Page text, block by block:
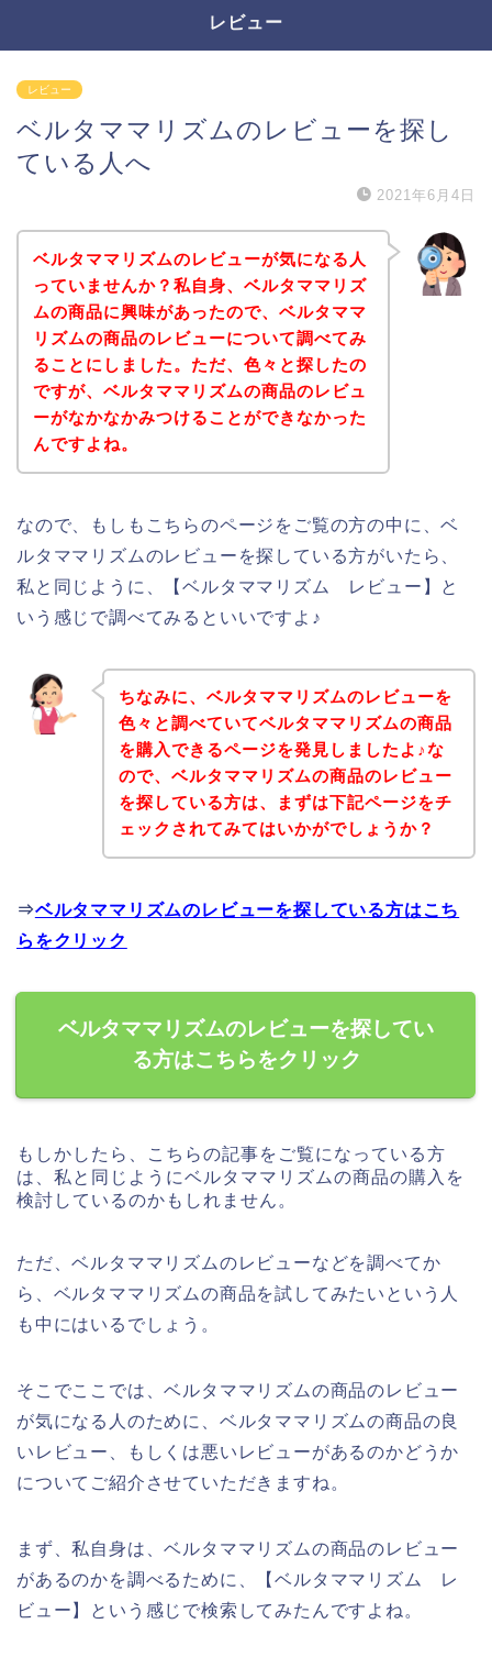
レビュー
レビュー
ベルタママリズムのレビューを探し
ている人へ
2021年6月4日
ベルタママリズムのレビューが気になる人
っていませんか？私自身、ベルタママリズ
ムの商品に興味があったので、ベルタママ
リズムの商品のレビューについて調べてみ
ることにしました。ただ、色々と探したの
ですが、ベルタママリズムの商品のレビュ
ーがなかなかみつけることができなかった
んですよね。
なので、もしもこちらのページをご覧の方の中に、ベ
ルタママリズムのレビューを探している方がいたら、
私と同じように、【ベルタママリズム レビュー】と
いう感じで調べてみるといいですよ♪
ちなみに、ベルタママリズムのレビューを
色々と調べていてベルタママリズムの商品
を購入できるページを発見しましたよ♪な
ので、ベルタママリズムの商品のレビュー
を探している方は、まずは下記ページをチ
ェックされてみてはいかがでしょうか？
⇒ベルタママリズムのレビューを探している方はこち
らをクリック
ベルタママリズムのレビューを探してい
る方はこちらをクリック
もしかしたら、こちらの記事をご覧になっている方
は、私と同じようにベルタママリズムの商品の購入を
検討しているのかもしれません。
ただ、ベルタママリズムのレビューなどを調べてか
ら、ベルタママリズムの商品を試してみたいという人
も中にはいるでしょう。
そこでここでは、ベルタママリズムの商品のレビュー
が気になる人のために、ベルタママリズムの商品の良
いレビュー、もしくは悪いレビューがあるのかどうか
についてご紹介させていただきますね。
まず、私自身は、ベルタママリズムの商品のレビュー
があるのかを調べるために、【ベルタママリズム レ
ビュー】という感じで検索してみたんですよね。